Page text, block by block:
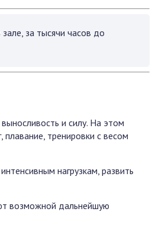
за тысячи часов до
и силу. На этом
тренировки с весом
нагрузкам, развить
возможной дальнейшую